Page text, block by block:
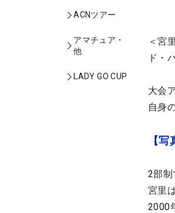
ACNツアー
アマチュア・
他
LADY GO CUP
＜宮
ド・
大会
自身
【
2部制
宮里
2000